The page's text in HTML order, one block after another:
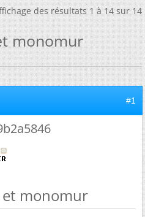
des résultats 1 à 14 sur 14
monomur
#1
monomur